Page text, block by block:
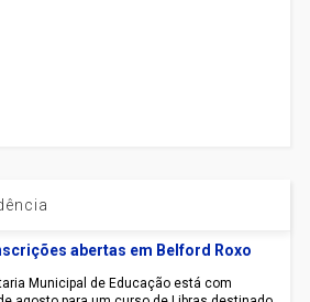
abertas em Belford Roxo
Municipal de Educação está com